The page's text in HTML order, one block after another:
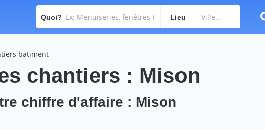
Quoi? Lieu
batiment
chantiers : Mison
chiffre d'affaire : Mison